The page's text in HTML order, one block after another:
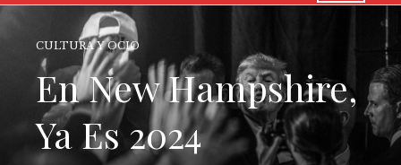
CULTURA Y OCIO
En New Hampshire,
Ya Es 2024